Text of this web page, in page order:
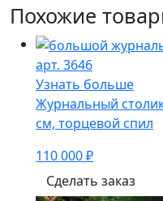
Похожие
арт. 3646
Узнать больше
Журнальный
см, торцевой спил
110 000 ₽
Сделать заказ